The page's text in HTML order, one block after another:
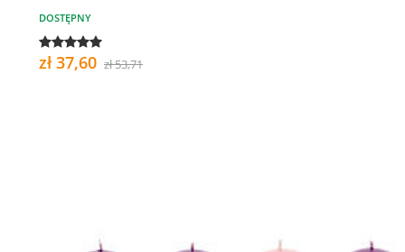
DOSTĘPNY
zł 37,60 zł 53,71